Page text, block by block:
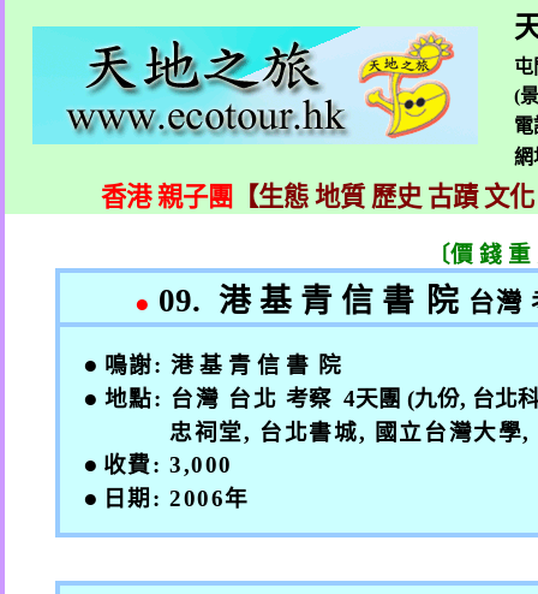
屯
(
電
香港 親子團 【生態 地質 歷史 古蹟 文
〔價 錢
● 09. 港 基 青 信 書 院 台灣
● 鳴謝:港 基 青 信 書 院
● 地點: 台灣 台北 考察4天團 (九份, 台北
忠祠堂, 台北書城, 國立台灣大學,
● 收費: 3,000
● 日期 : 2006年